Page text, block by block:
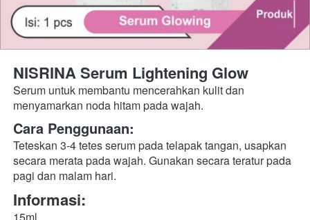
NISRINA Serum Lightening Glow
Serum untuk membantu mencerahkan kulit dan
menyamarkan noda hitam pada wajah.
Cara Penggunaan:
Teteskan 3-4 tetes serum pada telapak tangan, usapkan
secara merata pada wajah. Gunakan secara teratur pada
pagi dan malam hari.
Informasi: